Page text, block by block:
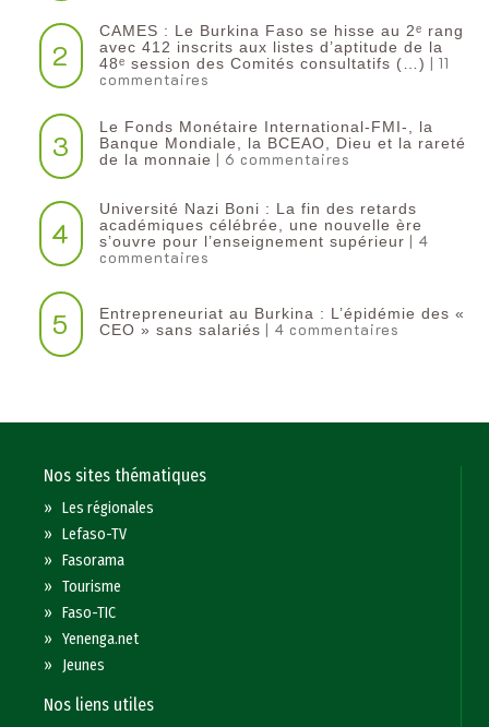
2
CAMES : Le Burkina Faso se hisse au 2ᵉ rang
avec 412 inscrits aux listes d’aptitude de la
48ᵉ session des Comités consultatifs (…) | 11
commentaires
3
Le Fonds Monétaire International-FMI-, la
Banque Mondiale, la BCEAO, Dieu et la rareté
de la monnaie | 6 commentaires
4
Université Nazi Boni : La fin des retards
académiques célébrée, une nouvelle ère
s’ouvre pour l’enseignement supérieur | 4
commentaires
5
Entrepreneuriat au Burkina : L’épidémie des «
CEO » sans salariés | 4 commentaires
Nos sites thématiques
»Les régionales
»Lefaso-TV
»Fasorama
»Tourisme
»Faso-TIC
»Yenenga.net
» Jeunes
Nos liens utiles